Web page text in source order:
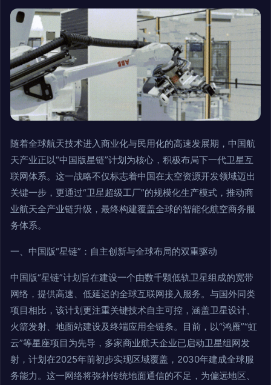
随着全球航天技术进入商业化与民用化的高速发展期，中国航
天产业正以“中国版星链”计划为核心，积极布局下一代卫星互
联网体系。这一战略不仅标志着中国在太空资源开发领域迈出
关键一步，更通过“卫星超级工厂”的规模化生产模式，推动商
业航天全产业链升级，最终构建覆盖全球的智能化航空商务服
务体系。
一、中国版“星链”：自主创新与全球布局的双重驱动
中国版“星链”计划旨在建设一个由数千颗低轨卫星组成的宽带
网络，提供高速、低延迟的全球互联网接入服务。与国外同类
项目相比，该计划更注重关键技术自主可控，涵盖卫星设计、
火箭发射、地面站建设及终端应用全链条。目前，以“鸿雁”“虹
云”等星座项目为先导，多家商业航天企业已启动卫星组网发
射，计划在2025年前初步实现区域覆盖，2030年建成全球服
务能力。这一网络将弥补传统地面通信的不足，为偏远地区、